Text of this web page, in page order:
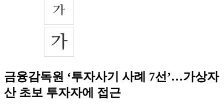
금융감독원 ‘투자사기 사례 7선’…가상자
산 초보 투자자에 접근